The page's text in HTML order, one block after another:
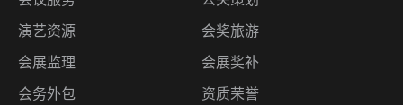
演艺资源
会奖旅游
会展监理
会展奖补
会务外包
资质荣誉